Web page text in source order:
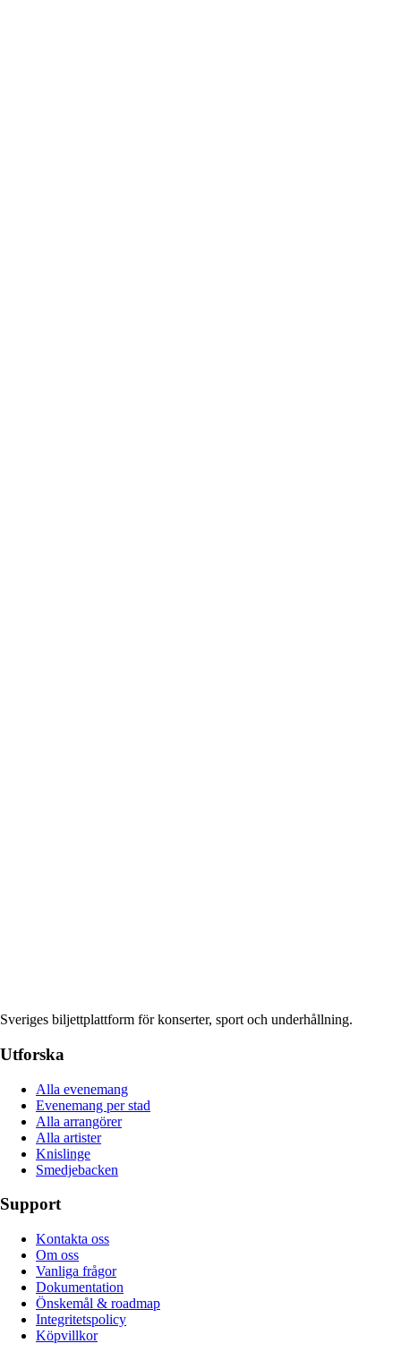
Sveriges biljettplattform för konserter, sport och underhållning.
Utforska
Alla evenemang
Evenemang per stad
Alla arrangörer
Alla artister
Knislinge
Smedjebacken
Support
Kontakta oss
Om oss
Vanliga frågor
Dokumentation
Önskemål & roadmap
Integritetspolicy
Köpvillkor